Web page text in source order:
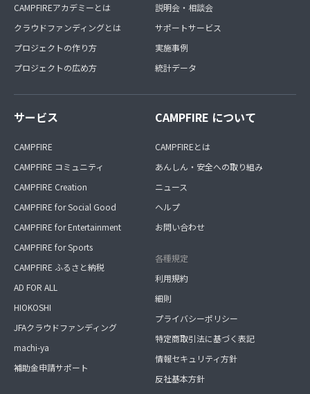
CAMPFIREアカデミーとは
クラウドファンディングとは
プロジェクトの作り方
プロジェクトの広め方
説明会・相談会
サポートサービス
実施事例
統計データ
サービス
CAMPFIRE
CAMPFIRE コミュニティ
CAMPFIRE Creation
CAMPFIRE for Social Good
CAMPFIRE for Entertainment
CAMPFIRE for Sports
CAMPFIRE ふるさと納税
AD FOR ALL
HIOKOSHI
JFAクラウドファンディング
machi-ya
補助金申請サポート
CAMPFIRE について
CAMPFIREとは
あんしん・安全への取り組み
ニュース
ヘルプ
お問い合わせ
各種規定
利用規約
細則
プライバシーポリシー
特定商取引法に基づく表記
情報セキュリティ方針
反社基本方針